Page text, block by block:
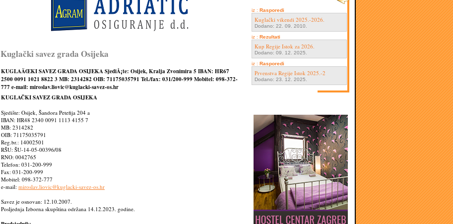
Kuglački savez grada Osijeka
KUGLAÄŒKI SAVEZ GRADA OSIJEKA SjediÅ¡te: Osijek, Kralja Zvonimira 5 IBAN: HR67
2500 0091 1021 8822 3 MB: 2314282 OIB: 71175035791 Tel./fax: 031/200-999 Mobitel: 098-372-
777 e-mail: miroslav.liovic@kuglacki-savez-os.hr
KUGLAČKI SAVEZ GRADA OSIJEKA
Sjedište: Osijek, Šandora Petefija 204 a
IBAN: HR48 2340 0091 1113 4155 7
MB: 2314282
OIB: 71175035791
Reg.br.: 14002501
RŠU: ŠU-14-05-00396/08
RNO: 0042765
Telefon: 031-200-999
Fax: 031-200-999
Mobitel: 098-372-777
e-mail: miroslav.liovic@kuglacki-savez-os.hr
Savez je osnovan: 12.10.2007.
Posljednja Izborna skupština održana 14.12.2023. godine.
iz : Rasporedi
Kuglački vikendi 2025.-2026.
Dodano: 22. 09. 2010.
iz : Rezultati
Kup Regije Istok za 2026.
Dodano: 09. 12. 2025.
iz : Rasporedi
Prvenstva Regije Istok 2025.-2
Dodano: 23. 12. 2025.